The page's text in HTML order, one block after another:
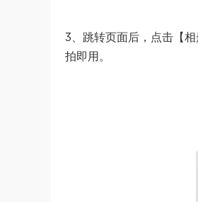
3、跳转页面后，点击【
拍即用。